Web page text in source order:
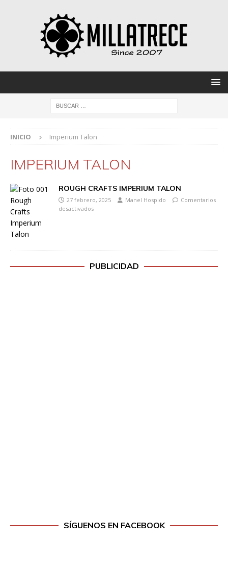
INICIO Imperium Talon
IMPERIUM TALON
ROUGH CRAFTS IMPERIUM TALON
27 febrero, 2025 Manel Hospido
Comentarios
desactivados
PUBLICIDAD
SÍGUENOS EN FACEBOOK